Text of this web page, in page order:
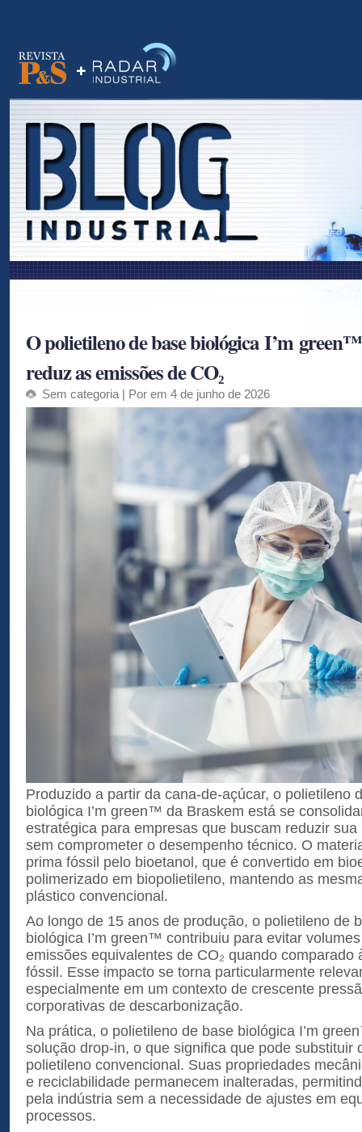
O polietileno de base biológica I’m
reduz as emissões de CO₂
Sem categoria | Por em 4 de junho de 2026
Produzido a partir da cana-de-açúcar, o polietileno
biológica I’m green™ da Braskem está se
estratégica para empresas que buscam reduzir
sem comprometer o desempenho técnico. O
prima fóssil pelo bioetanol, que é convertido em
polimerizado em biopolietileno, mantendo as
plástico convencional.
Ao longo de 15 anos de produção, o polietileno de
biológica I’m green™ contribuiu para evitar
emissões equivalentes de CO₂ quando comparado
fóssil. Esse impacto se torna particularmente
especialmente em um contexto de crescente
corporativas de descarbonização.
Na prática, o polietileno de base biológica I’m
solução drop-in, o que significa que pode substituir
polietileno convencional. Suas propriedades
e reciclabilidade permanecem inalteradas,
pela indústria sem a necessidade de ajustes em
processos.